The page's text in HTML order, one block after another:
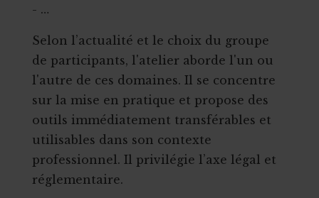
- …
Selon l’actualité et le choix du groupe
de participants, l'atelier aborde l'un ou
l'autre de ces domaines. Il se concentre
sur la mise en pratique et propose des
outils immédiatement transférables et
utilisables dans son contexte
professionnel. Il privilégie l’axe légal et
réglementaire.